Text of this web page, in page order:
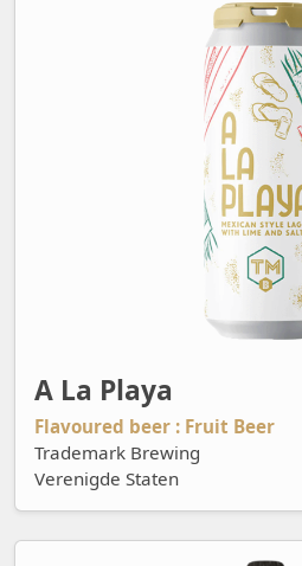
A La Playa
Flavoured beer : Fruit Beer
Trademark Brewing
Verenigde Staten
American Jasper